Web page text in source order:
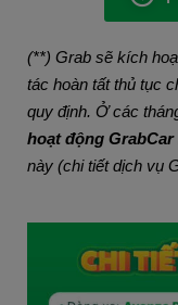
(**) Grab sẽ kích
tác hoàn tất thủ tục
quy định. Ở các
hoạt động GrabCar
này (chi tiết dịch vụ